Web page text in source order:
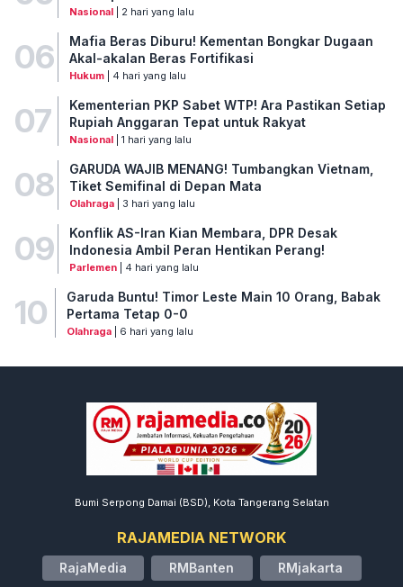
Nasional| 2 hari yang lalu
06
Mafia Beras Diburu! Kementan Bongkar Dugaan
Akal-akalan Beras Fortifikasi
Hukum| 4 hari yang lalu
07
Kementerian PKP Sabet WTP! Ara Pastikan Setiap
Rupiah Anggaran Tepat untuk Rakyat
Nasional| 1 hari yang lalu
08
GARUDA WAJIB MENANG! Tumbangkan Vietnam,
Tiket Semifinal di Depan Mata
Olahraga| 3 hari yang lalu
09
Konflik AS-Iran Kian Membara, DPR Desak
Indonesia Ambil Peran Hentikan Perang!
Parlemen| 4 hari yang lalu
10
Garuda Buntu! Timor Leste Main 10 Orang, Babak
Pertama Tetap 0-0
Olahraga| 6 hari yang lalu
Bumi Serpong Damai (BSD), Kota Tangerang Selatan
RAJAMEDIA NETWORK
RajaMedia RMBanten RMjakarta